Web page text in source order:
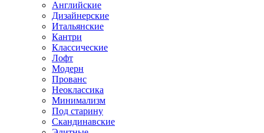
Английские
Дизайнерские
Итальянские
Кантри
Классические
Лофт
Модерн
Прованс
Неоклассика
Минимализм
Под старину
Скандинавские